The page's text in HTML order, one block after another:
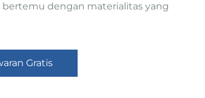
dengan materialitas yang
Gratis